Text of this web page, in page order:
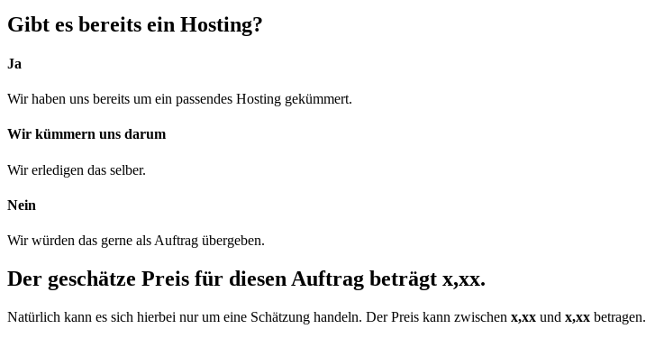
Gibt es bereits ein Hosting?
Ja
Wir haben uns bereits um ein passendes Hosting gekümmert.
Wir kümmern uns darum
Wir erledigen das selber.
Nein
Wir würden das gerne als Auftrag übergeben.
Der geschätze Preis für diesen Auftrag beträgt x,xx.
Natürlich kann es sich hierbei nur um eine Schätzung handeln. Der Preis kann zwischen x,xx und x,xx